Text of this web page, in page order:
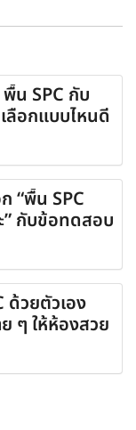
น SPC กับ
ลือกแบบไหนดี
“พื้น SPC
กับข้อทดสอบ
ด้วยตัวเอง
ย ๆ ให้ห้องสวย